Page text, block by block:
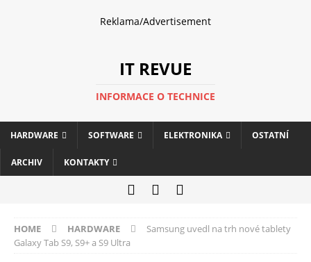
Reklama/Advertisement
IT REVUE
INFORMACE O TECHNICE
HARDWARE SOFTWARE ELEKTRONIKA OSTATNÍ
ARCHIV KONTAKTY
HOME HARDWARE
Samsung uvedl na trh nové tablety
Galaxy Tab S9, S9+ a S9 Ultra